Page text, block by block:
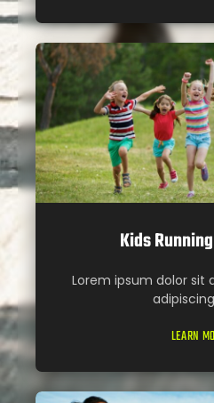
Kids
Lorem ipsum dolor
LEARN